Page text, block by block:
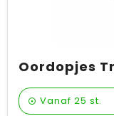
Oordopjes
Vanaf 25 st.